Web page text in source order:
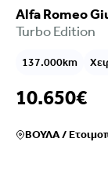
Alfa Romeo
Turbo Edition
137.000km
10.650€
ΒΟΥΛΑ/